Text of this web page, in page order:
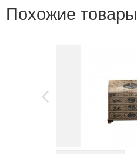
Похожие товары